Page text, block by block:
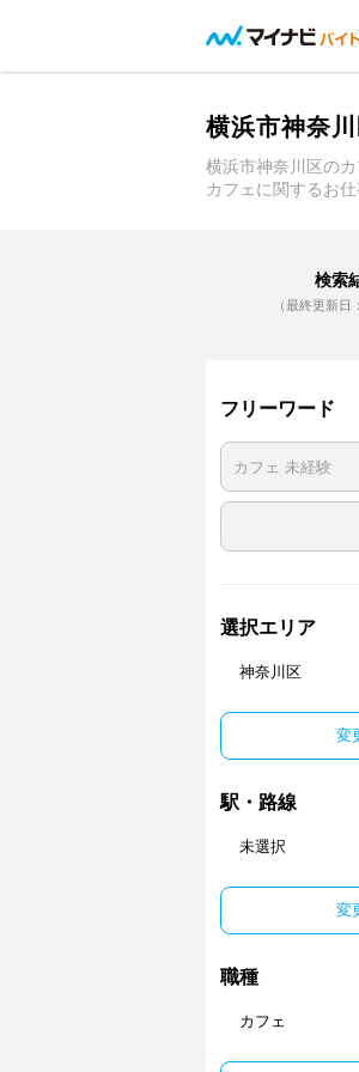
横浜市神奈
横浜市神奈川区の
カフェに関するお
検索
（最終更新日
フリーワード
選択エリア
神奈川区
変
駅・路線
未選択
変
職種
カフェ